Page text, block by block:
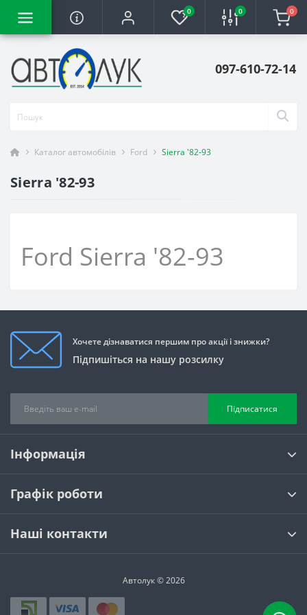
0 0 0
097-610-72-14
Каталог автомобілів Ford Sierra '82-93
Sierra '82-93
Ford Sierra '82-93
Хочете дізнаватися першим про акції і знижки?
Підпишіться на нашу розсилку
Підписатися
Інформація
Графік роботи
Наші контакти
Автолук © 2026